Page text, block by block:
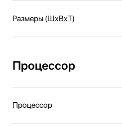
Размеры (ШxВxТ)
Процессор
Процессор